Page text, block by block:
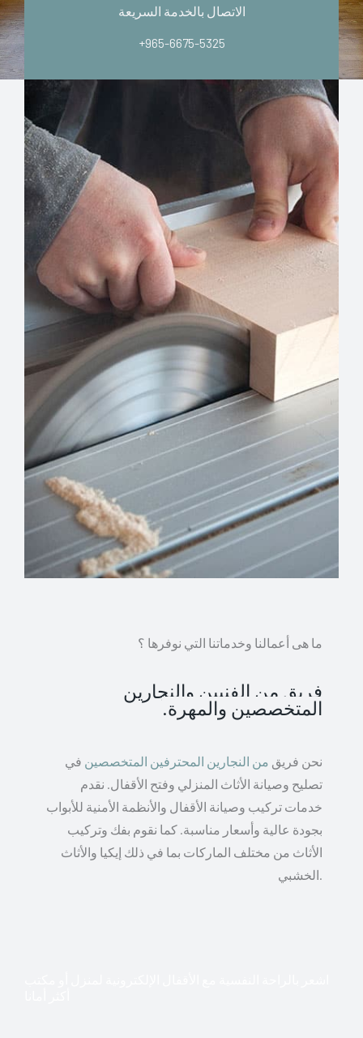
الاتصال بالخدمة السريعة
+965-6675-5325
ما هى أعمالنا وخدماتنا التي نوفرها ؟
فريق من الفنيين والنجارين
المتخصصين والمهرة.
نحن فريق من النجارين المحترفين المتخصصين في
تصليح وصيانة الأثاث المنزلي وفتح الأقفال. نقدم
خدمات تركيب وصيانة الأقفال والأنظمة الأمنية للأبواب
بجودة عالية وأسعار مناسبة. كما نقوم بفك وتركيب
الأثاث من مختلف الماركات بما في ذلك إيكيا والأثاث
الخشبي.